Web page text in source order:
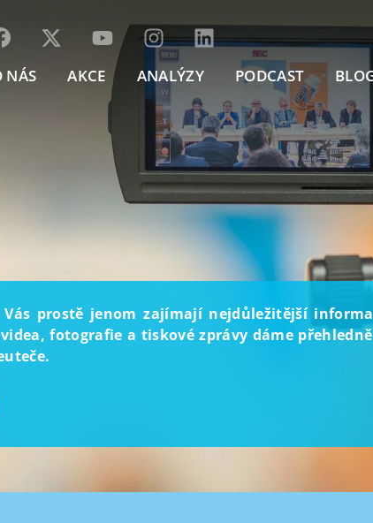
NÁS AKCE ANALÝZY PODCAST
prostě jenom zajímají nejdůležitější
fotografie a tiskové zprávy dáme